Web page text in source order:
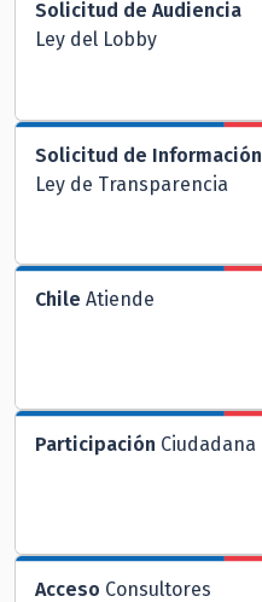
Solicitud de Audiencia
Ley del Lobby
Solicitud de Información
Ley de Transparencia
Chile Atiende
Participación Ciudadana
Acceso Consultores